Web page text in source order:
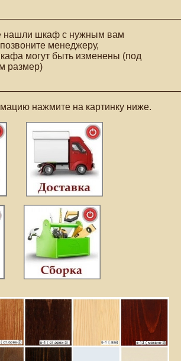
нашли шкаф с нужным вам
менеджеру,
могут быть изменены (под
размер)
нажмите на картинку ниже.